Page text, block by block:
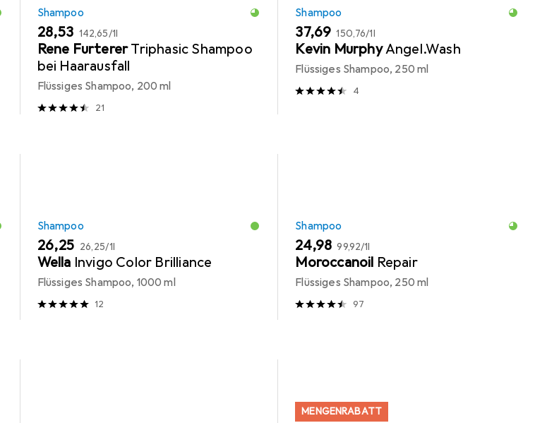
Shampoo
EUR
28,53 EUR
142,65/1l
Rene FurtererTriphasic Shampoo
bei Haarausfall
Flüssiges Shampoo, 200 ml
21
Shampoo
EUR
37,69 EUR
150,76/1l
Kevin MurphyAngel.Wash
Flüssiges Shampoo, 250 ml
4
Shampoo
EUR
26,25 EUR
26,25/1l
Wella Invigo Color Brilliance
Flüssiges Shampoo, 1000 ml
12
Shampoo
EUR
24,98 EUR
99,92/1l
Moroccanoil Repair
Flüssiges Shampoo, 250 ml
97
MENGENRABATT